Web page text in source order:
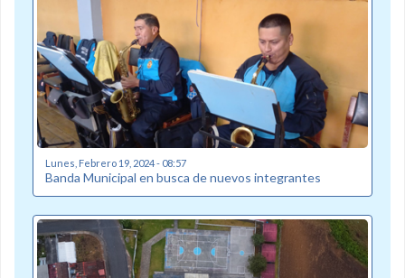
Lunes, Febrero 19, 2024 - 08:57
Banda Municipal en busca de nuevos integrantes